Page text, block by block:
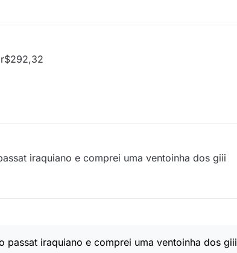
iraquiano e comprei uma ventoinha dos giii
iraquiano e comprei uma ventoinha dos giii